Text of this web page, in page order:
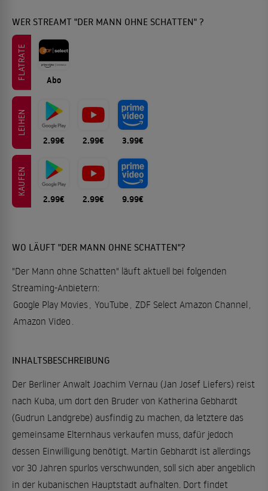
WER STREAMT "DER MANN OHNE SCHATTEN" ?
FLATRATE Abo
LEIHEN
2.99€ 2.99€ 3.99€
KAUFEN
2.99€ 2.99€ 9.99€
WO LÄUFT "DER MANN OHNE SCHATTEN"?
"Der Mann ohne Schatten" läuft aktuell bei folgenden
Streaming-Anbietern:
Google Play Movies YouTube ZDF Select Amazon Channel
Amazon Video
INHALTSBESCHREIBUNG
Der Berliner Anwalt Joachim Vernau (Jan Josef Liefers) reist
nach Kuba, um dort den Bruder von Katherina Gebhardt
(Gudrun Landgrebe) ausfindig zu machen, da letztere das
gemeinsame Elternhaus verkaufen muss, dafür jedoch
dessen Einwilligung benötigt. Martin Gebhardt ist allerdings
vor 30 Jahren spurlos verschwunden, soll sich aber angeblich
in der kubanischen Hauptstadt aufhalten. Dort findet